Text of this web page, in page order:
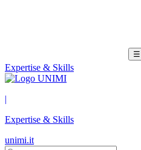
☰
Expertise & Skills
|
Expertise & Skills
unimi.it